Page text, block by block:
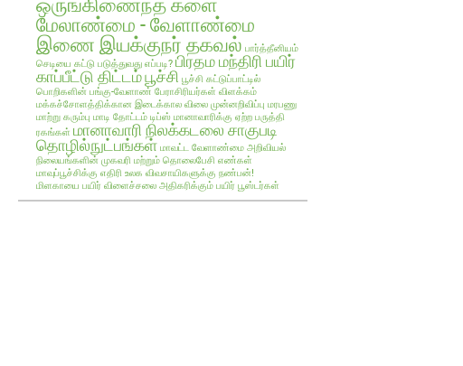
மேலாண்மை - வேளாண்மை
இணை இயக்குநர் தகவல் பார்த்தீனியம்
செடியை கட்டு படுத்துவது எப்படி? பிரதம மந்திரி பயிர்
காப்பீட்டு திட்டம்பூச்சி பூச்சி கட்டுப்பாட்டில்
பொறிகளின் பங்கு-வேளாண் பேராசிரியர்கள் விளக்கம்
மக்கச்சோளத்திக்கான இடைக்கால விலை முன்னறிவிப்பு மரபணு
மாற்று கரும்பு மாடி தோட்டம் டிப்ஸ் மானாவாரிக்கு ஏற்ற பருத்தி
ரகங்கள் மானாவாரி நிலக்கடலை சாகுபடி
தொழில்நுட்பங்கள் மாவட்ட வேளாண்மை அறிவியல்
நிலையங்களின் முகவரி மற்றும் தொலைபேசி எண்கள்
மாவுப்பூச்சிக்கு எதிரி உலக விவசாயிகளுக்கு நண்பன்!
மிளகாயை பயிர் விளைச்சலை அதிகரிக்கும் பயிர் பூஸ்டர்கள்